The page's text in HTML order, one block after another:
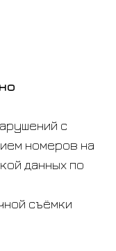
с
номеров на
данных по
съёмки